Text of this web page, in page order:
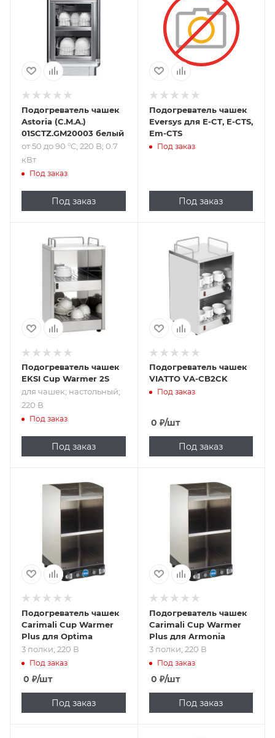
В; 0.7 кВт
Подогреватель чашек
Astoria (C.M.A.)
01SCTZ.GM20003 белый
от 50 до 90 °C; 220 В; 0.7
кВт
Под заказ
Под заказ
Подогреватель чашек
Eversys для E-CT, E-CTS,
Em-CTS
Под заказ
Под заказ
Подпись к товару
для чашек;
настольный; 220 В
Подогреватель чашек
EKSI Cup Warmer 2S
для чашек; настольный;
220 В
Под заказ
Под заказ
Подогреватель чашек
VIATTO VA-CB2CK
Под заказ
0 ₽/шт
Под заказ
Подпись к товару
3 полки; 220 В
Подогреватель чашек
Carimali Cup Warmer
Plus для Optima
3 полки; 220 В
Под заказ
0 ₽/шт
Под заказ
Подпись к товару
3 полки; 220 В
Подогреватель чашек
Carimali Cup Warmer
Plus для Armonia
3 полки; 220 В
Под заказ
0 ₽/шт
Под заказ